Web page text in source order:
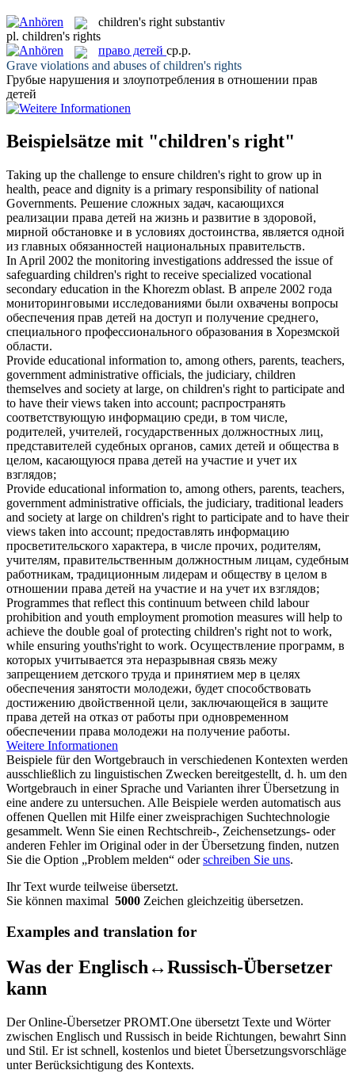
children's right substantiv
pl. children's rights
право детей ср.р.
Grave violations and abuses ofchildren's rights
Грубые нарушения и злоупотребления в отношении прав
детей
Beispielsätze mit "children's right"
Taking up the challenge to ensure children's right to grow up in
health, peace and dignity is a primary responsibility of national
Governments. Решение сложных задач, касающихся
реализации права детей на жизнь и развитие в здоровой,
мирной обстановке и в условиях достоинства, является одной
из главных обязанностей национальных правительств.
In April 2002 the monitoring investigations addressed the issue of
safeguarding children's right to receive specialized vocational
secondary education in the Khorezm oblast. В апреле 2002 года
мониторинговыми исследованиями были охвачены вопросы
обеспечения прав детей на доступ и получение среднего,
специального профессионального образования в Хорезмской
области.
Provide educational information to, among others, parents, teachers,
government administrative officials, the judiciary, children
themselves and society at large, on children's right to participate and
to have their views taken into account; распространять
соответствующую информацию среди, в том числе,
родителей, учителей, государственных должностных лиц,
представителей судебных органов, самих детей и общества в
целом, касающуюся права детей на участие и учет их
взглядов;
Provide educational information to, among others, parents, teachers,
government administrative officials, the judiciary, traditional leaders
and society at large on children's right to participate and to have their
views taken into account; предоставлять информацию
просветительского характера, в числе прочих, родителям,
учителям, правительственным должностным лицам, судебным
работникам, традиционным лидерам и обществу в целом в
отношении права детей на участие и на учет их взглядов;
Programmes that reflect this continuum between child labour
prohibition and youth employment promotion measures will help to
achieve the double goal of protecting children's right not to work,
while ensuring youths'right to work. Осуществление программ, в
которых учитывается эта неразрывная связь межу
запрещением детского труда и принятием мер в целях
обеспечения занятости молодежи, будет способствовать
достижению двойственной цели, заключающейся в защите
права детей на отказ от работы при одновременном
обеспечении права молодежи на получение работы.
Weitere Informationen
Beispiele für den Wortgebrauch in verschiedenen Kontexten werden
ausschließlich zu linguistischen Zwecken bereitgestellt, d. h. um den
Wortgebrauch in einer Sprache und Varianten ihrer Übersetzung in
eine andere zu untersuchen. Alle Beispiele werden automatisch aus
offenen Quellen mit Hilfe einer zweisprachigen Suchtechnologie
gesammelt. Wenn Sie einen Rechtschreib-, Zeichensetzungs- oder
anderen Fehler im Original oder in der Übersetzung finden, nutzen
Sie die Option „Problem melden“ oderschreiben Sie uns.
Ihr Text wurde teilweise übersetzt.
Sie können maximal 5000 Zeichen gleichzeitig übersetzen.
Examples and translation for
Was der Englisch↔Russisch-Übersetzer
kann
Der Online-Übersetzer PROMT.One übersetzt Texte und Wörter
zwischen Englisch und Russisch in beide Richtungen, bewahrt Sinn
und Stil. Er ist schnell, kostenlos und bietet Übersetzungsvorschläge
unter Berücksichtigung des Kontexts.